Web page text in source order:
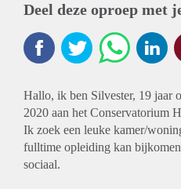
Deel deze oproep met
Hallo, ik ben Silvester, 19 jaar
2020 aan het Conservatorium
Ik zoek een leuke kamer/
fulltime opleiding kan
sociaal.